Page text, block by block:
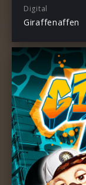
Digital
Giraffenaffen